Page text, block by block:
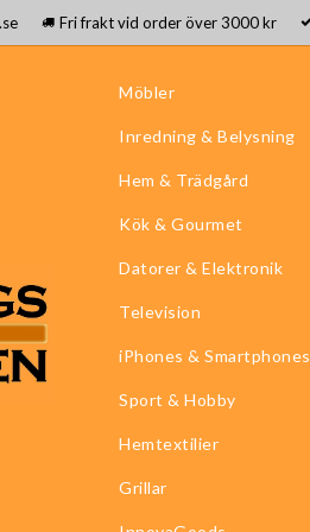
Fri frakt vid order över 3000 kr
Möbler
Inredning & Belysning
Hem & Trädgård
Kök & Gourmet
Datorer & Elektronik
Television
iPhones & Smartphones
Sport & Hobby
Hemtextilier
Grillar